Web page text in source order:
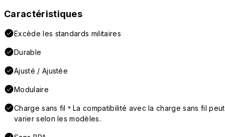
Caractéristiques
Excède les standards militaires
Durable
Ajusté / Ajustée
Modulaire
Charge sans fil＊La compatibilité avec la charge sans fil peut
varier selon les modèles.